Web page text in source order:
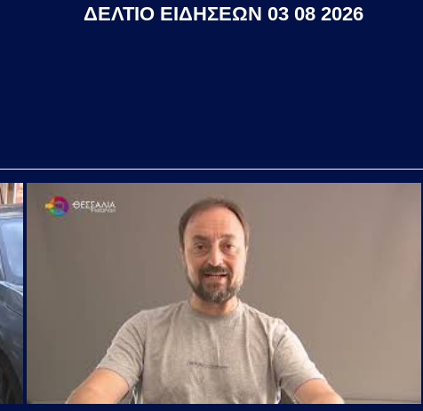
ΔΕΛΤΙΟ ΕΙΔΗΣΕΩΝ 03 08 2026